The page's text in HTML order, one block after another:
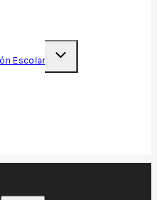
Escolar